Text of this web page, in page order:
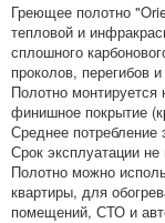
Греющее полотно
тепловой и
сплошного
проколов, перегибов
Полотно
финишное покрытие
Среднее потребление
Срок эксплуатации
Полотно можно
квартиры, для
помещений, СТО и